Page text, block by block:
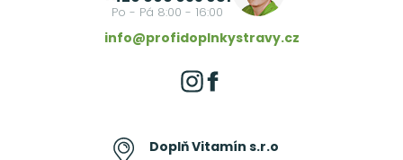
Po - Pá 8:00 - 16:00
info@profidoplnkystravy.cz
Doplň Vitamín s.r.o